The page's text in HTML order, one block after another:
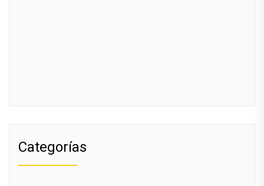
Categorías